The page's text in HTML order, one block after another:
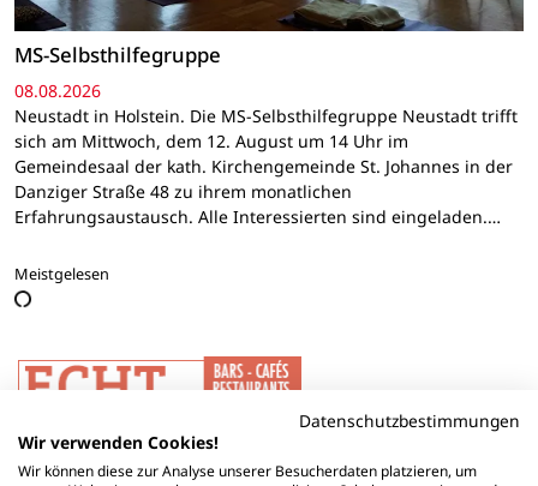
MS-Selbsthilfegruppe
08.08.2026
Neustadt in Holstein. Die MS-Selbsthilfegruppe Neustadt trifft
sich am Mittwoch, dem 12. August um 14 Uhr im
Gemeindesaal der kath. Kirchengemeinde St. Johannes in der
Danziger Straße 48 zu ihrem monatlichen
Erfahrungsaustausch. Alle Interessierten sind eingeladen.…
Meistgelesen
Datenschutzbestimmungen
Wir verwenden Cookies!
Wir können diese zur Analyse unserer Besucherdaten platzieren, um